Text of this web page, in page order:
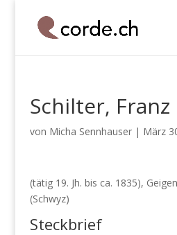
Schilter,
von Micha Sennhauser| März
(tätig 19. Jh. bis ca. 1835),
(Schwyz)
Steckbrief